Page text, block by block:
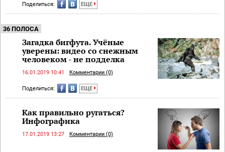
Поделиться: ЕЩЕ
36 ПОЛОСА
Загадка бигфута. Учёные
уверены: видео со снежным
человеком - не подделка
16.01.2019 10:41 Комментарии (0)
Поделиться: ЕЩЕ
Как правильно ругаться?
Инфографика
17.01.2019 13:27 Комментарии (0)